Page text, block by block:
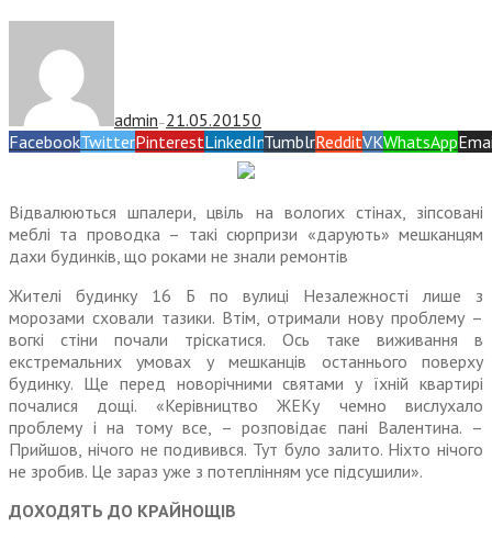
admin — 21.05.20150
FacebookTwitterPinterestLinkedInTumblrRedditVKWhatsApp
Відвалюються шпалери, цвіль на вологих стінах, зіпсовані
меблі та проводка – такі сюрпризи «дарують» мешканцям
дахи будинків, що роками не знали ремонтів
Жителі будинку 16 Б по вулиці Незалежності лише з
морозами сховали тазики. Втім, отримали нову проблему –
вогкі стіни почали тріскатися. Ось таке виживання в
екстремальних умовах у мешканців останнього поверху
будинку. Ще перед ново­річними святами у їхній квартирі
почалися дощі. «Керівництво ЖЕКу чемно вислухало
проблему і на тому все, – розповідає пані Валентина. –
Прийшов, нічого не подивився. Тут було залито. Ніхто нічого
не зробив. Це зараз уже з потеплінням усе підсушили».
ДОХОДЯТЬ ДО КРАЙНОЩІВ